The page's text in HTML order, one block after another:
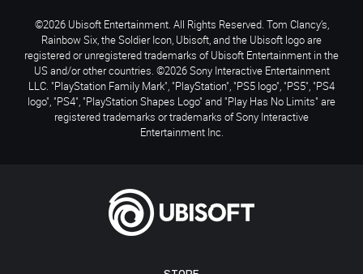
©2026 Ubisoft Entertainment. All Rights Reserved. Tom Clancy’s,
Rainbow Six, the Soldier Icon, Ubisoft, and the Ubisoft logo are
registered or unregistered trademarks of Ubisoft Entertainment in the
US and/or other countries. ©2026 Sony Interactive Entertainment
LLC. "PlayStation Family Mark", "PlayStation", "PS5 logo", "PS5", "PS4
logo", "PS4", "PlayStation Shapes Logo" and "Play Has No Limits" are
registered trademarks or trademarks of Sony Interactive
Entertainment Inc.